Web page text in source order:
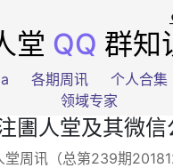
堂 QQ 群知
各期周讯 个人合集
领域专家
圕人堂及其微信
堂周讯（总第239期